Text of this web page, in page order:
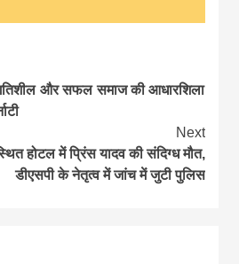
और सफल समाज की आधारशिला
Next
होटल में प्रिंस यादव की संदिग्ध मौत,
डीएसपी के नेतृत्व में जांच में जुटी पुलिस